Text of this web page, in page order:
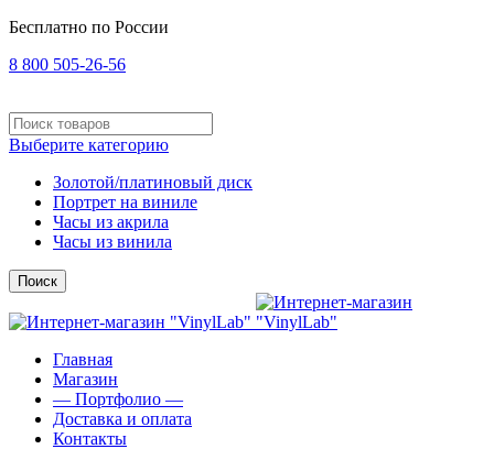
Бесплатно по России
8 800 505-26-56
Выберите категорию
Золотой/платиновый диск
Портрет на виниле
Часы из акрила
Часы из винила
Поиск
Главная
Магазин
— Портфолио —
Доставка и оплата
Контакты